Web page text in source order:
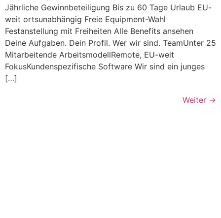
Jährliche Gewinnbeteiligung Bis zu 60 Tage Urlaub EU-
weit ortsunabhängig Freie Equipment-Wahl
Festanstellung mit Freiheiten Alle Benefits ansehen
Deine Aufgaben. Dein Profil. Wer wir sind. TeamUnter 25
Mitarbeitende ArbeitsmodellRemote, EU-weit
FokusKundenspezifische Software Wir sind ein junges
[…]
Weiter →